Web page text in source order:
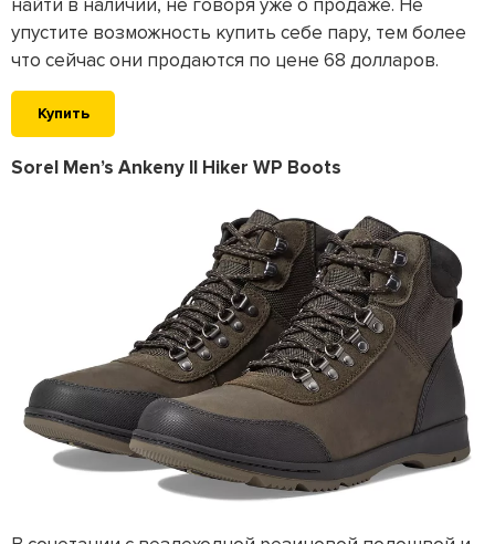
упустите возможность купить себе пару, тем более
что сейчас они продаются по цене 68 долларов.
Купить
Sorel Men’s Ankeny II Hiker WP Boots